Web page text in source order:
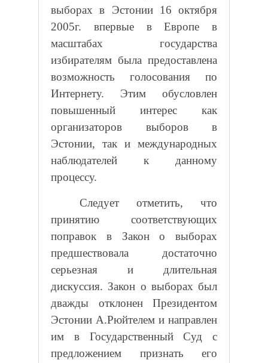
выборах в Эстонии 16 октября
2005г. впервые в Европе в
масштабах государства
избирателям была предоставлена
возможность голосования по
Интернету. Этим обусловлен
повышенный интерес как
организаторов выборов в
Эстонии, так и международных
наблюдателей к данному
процессу.
Следует отметить, что
принятию соответствующих
поправок в Закон о выборах
предшествовала достаточно
серьезная и длительная
дискуссия. Закон о выборах был
дважды отклонен Президентом
Эстонии А.Рюйтелем и направлен
им в Государственный Суд с
предложением признать его